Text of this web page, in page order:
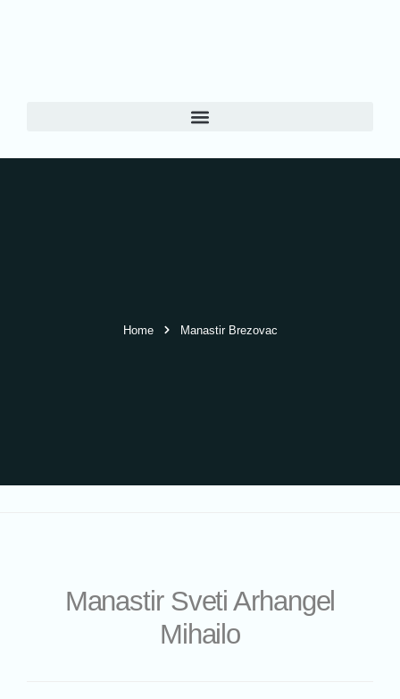
Home Manastir Brezovac
Manastir Sveti Arhangel
Mihailo